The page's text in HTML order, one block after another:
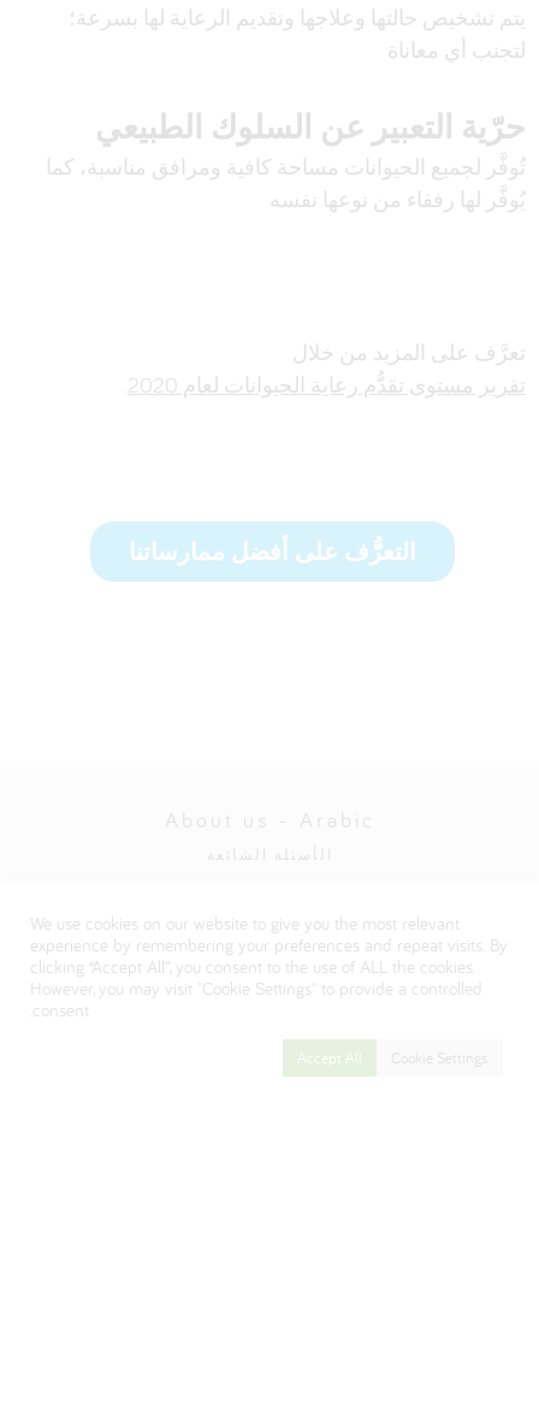
يتم تشخيص حالتها وعلاجها وتقديم الرعاية لها بسرعة؛
لتجنب أي معاناة
حرّية التعبير عن السلوك الطبيعي
تُوفَّر لجميع الحيوانات مساحة كافية ومرافق مناسبة، كما
يُوفَّر لها رفقاء من نوعها نفسه
تعرَّف على المزيد من خلال
تقرير مستوى تقدُّم رعاية الحيوانات لعام 2020
.
التعرُّف على أفضل ممارساتنا
About us - Arabic
الأسئلة الشائعة
Visit our Danone corporate website
We use cookies on our website to give you the most relevant
experience by remembering your preferences and repeat visits. By
clicking “Accept All”, you consent to the use of ALL the cookies.
However, you may visit "Cookie Settings" to provide a controlled
consent.
Cookie Settings
Accept All